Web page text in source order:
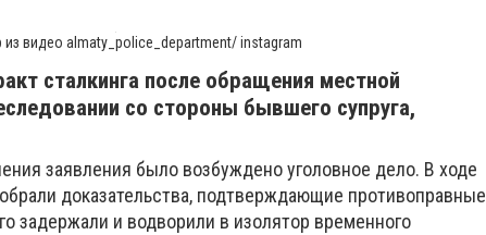
видео almaty_police_department/ instagram
сталкинга после обращения местной
со стороны бывшего супруга,
заявления было возбуждено уголовное дело. В ходе
доказательства, подтверждающие противоправные
задержали и водворили в изолятор временного